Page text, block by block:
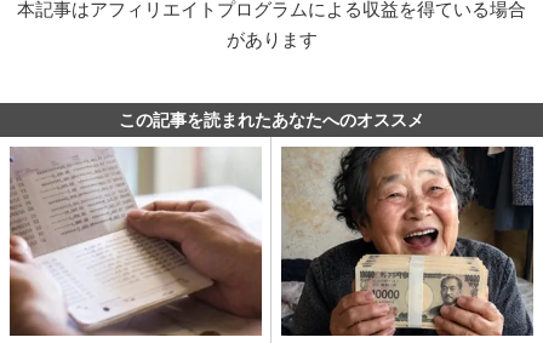
本記事はアフィリエイトプログラムによる収益を得ている場合
があります
この記事を読まれたあなたへのオススメ